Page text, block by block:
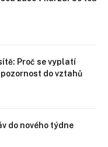
Proč se vyplatí
do vztahů
do nového týdne